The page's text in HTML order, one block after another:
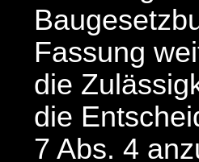
Fassung
die
die
7 Abs. 4